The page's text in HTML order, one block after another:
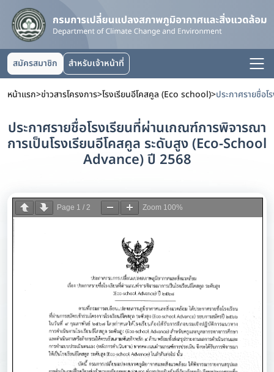
สมัครสมาชิก สำหรับเจ้าหน้าที่
หน้าแรก>ข่าวสารโครงการ>โรงเรียนอีโคสคูล (Eco school)>
ประกาศรายชื่อโรงเรียนที่ผ่านเกณฑ์การพิจารณา
การเป็นโรงเรียนอีโคสคูล ระดับสูง (Eco-School
Advance) ปี 2568
Page 1 / 2 Zoom 100%